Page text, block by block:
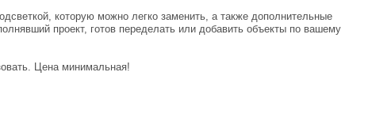
которую можно легко заменить, а также дополнительные
проект, готов переделать или добавить объекты по вашему
Цена минимальная!